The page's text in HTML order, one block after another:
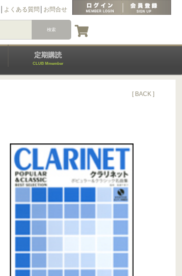
よくある質問 お問合せ
定期購読
CLUB Mmember
[ BACK ]